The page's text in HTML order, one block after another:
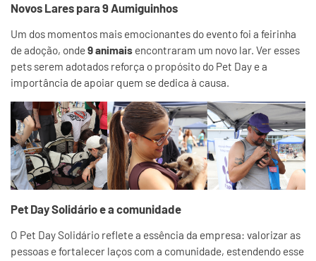
Novos Lares para 9 Aumiguinhos
Um dos momentos mais emocionantes do evento foi a feirinha
de adoção, onde9 animais encontraram um novo lar. Ver esses
pets serem adotados reforça o propósito do Pet Day e a
importância de apoiar quem se dedica à causa.
Pet Day Solidário e a comunidade
O Pet Day Solidário reflete a essência da empresa: valorizar as
pessoas e fortalecer laços com a comunidade, estendendo esse